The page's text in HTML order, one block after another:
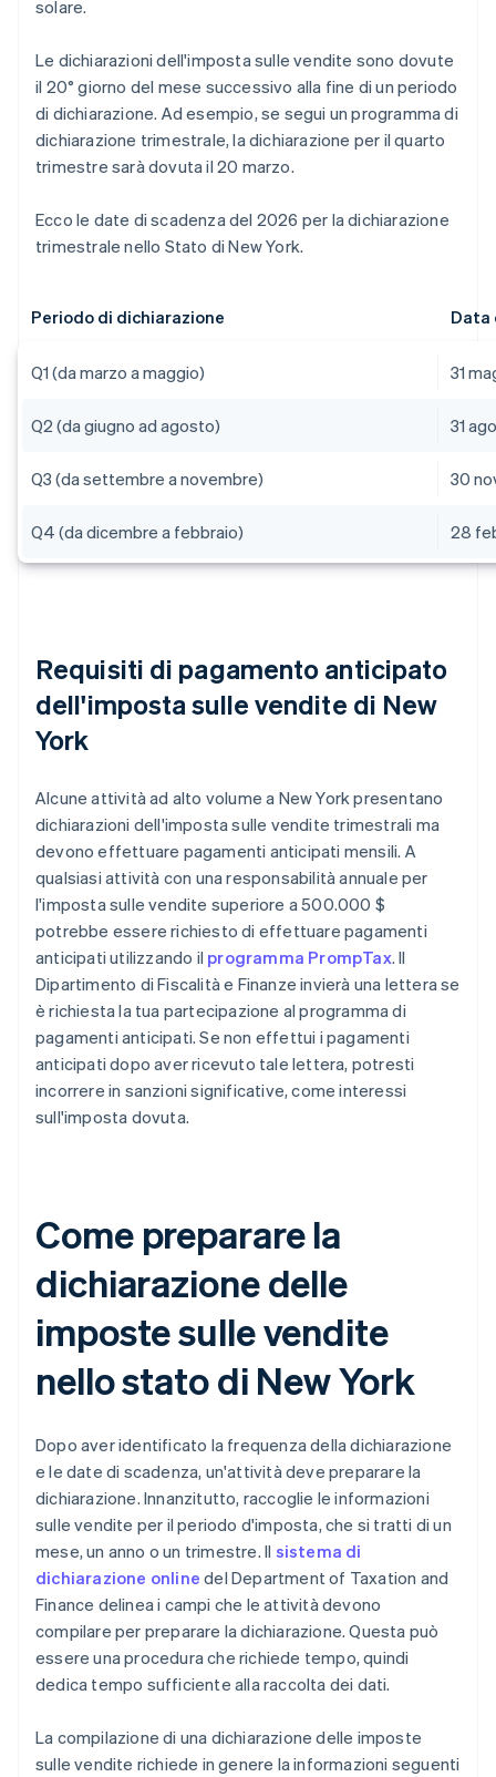
solare.
Le dichiarazioni dell'imposta sulle vendite sono dovute
il 20° giorno del mese successivo alla fine di un periodo
di dichiarazione. Ad esempio, se segui un programma di
dichiarazione trimestrale, la dichiarazione per il quarto
trimestre sarà dovuta il 20 marzo.
Ecco le date di scadenza del 2026 per la dichiarazione
trimestrale nello Stato di New York.
Periodo di dichiarazione Data
Q1 (da marzo a maggio) 31
Q2 (da giugno ad agosto) 31
Q3 (da settembre a novembre) 30
Q4 (da dicembre a febbraio) 28
Requisiti di pagamento anticipato
dell'imposta sulle vendite di New
York
Alcune attività ad alto volume a New York presentano
dichiarazioni dell'imposta sulle vendite trimestrali ma
devono effettuare pagamenti anticipati mensili. A
qualsiasi attività con una responsabilità annuale per
l'imposta sulle vendite superiore a 500.000 $
potrebbe essere richiesto di effettuare pagamenti
anticipati utilizzando il programma PrompTax. Il
Dipartimento di Fiscalità e Finanze invierà una lettera se
è richiesta la tua partecipazione al programma di
pagamenti anticipati. Se non effettui i pagamenti
anticipati dopo aver ricevuto tale lettera, potresti
incorrere in sanzioni significative, come interessi
sull'imposta dovuta.
Come preparare la
dichiarazione delle
imposte sulle vendite
nello stato di New York
Dopo aver identificato la frequenza della dichiarazione
e le date di scadenza, un'attività deve preparare la
dichiarazione. Innanzitutto, raccoglie le informazioni
sulle vendite per il periodo d'imposta, che si tratti di un
mese, un anno o un trimestre. Il sistema di
dichiarazione online del Department of Taxation and
Finance delinea i campi che le attività devono
compilare per preparare la dichiarazione. Questa può
essere una procedura che richiede tempo, quindi
dedica tempo sufficiente alla raccolta dei dati.
La compilazione di una dichiarazione delle imposte
sulle vendite richiede in genere la informazioni seguenti